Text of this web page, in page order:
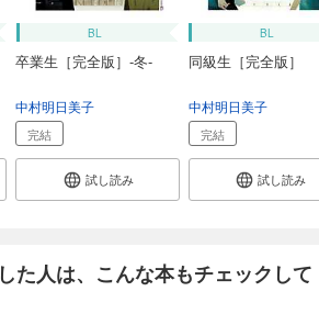
BL
卒業生［完全版］-冬-
中村明日美子
完結
試し読み
BL
同級生［完全版］
中村明日美子
完結
試し読み
た人は、こんな本もチェックして